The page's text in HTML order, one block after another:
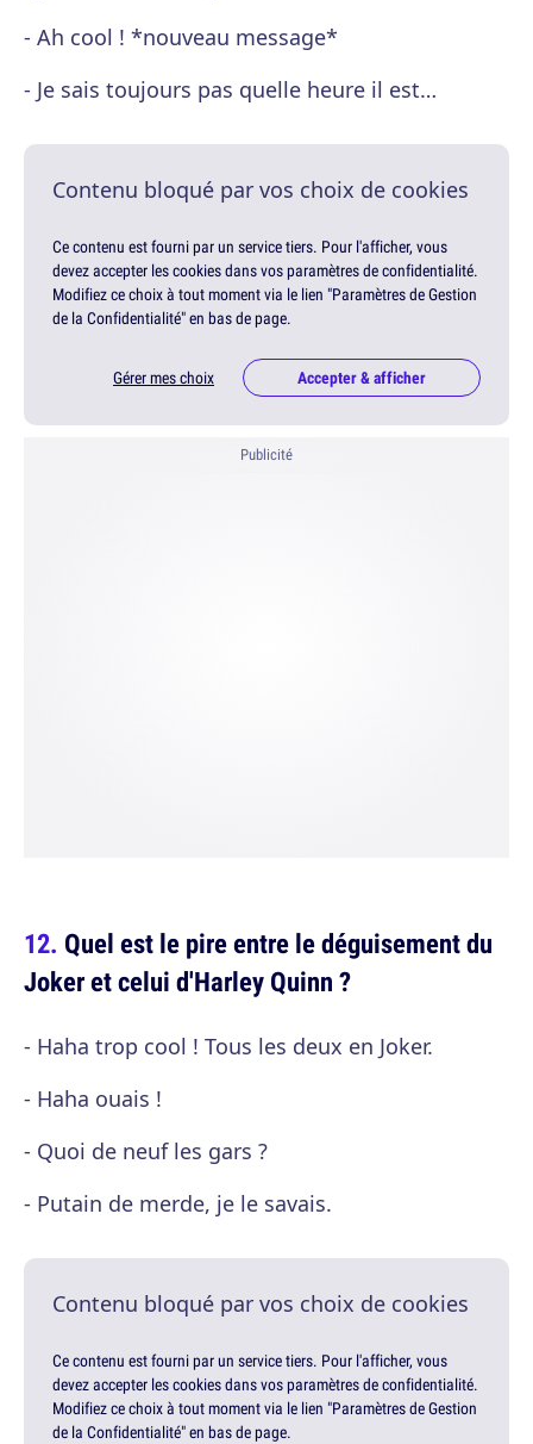
- Ah cool ! *nouveau message*
- Je sais toujours pas quelle heure il est…
Contenu bloqué par vos choix de cookies
Ce contenu est fourni par un service tiers. Pour l'afficher, vous
devez accepter les cookies dans vos paramètres de confidentialité.
Modifiez ce choix à tout moment via le lien "Paramètres de Gestion
de la Confidentialité" en bas de page.
Gérer mes choix Accepter & afficher
Publicité
Quel est le pire entre le déguisement du
Joker et celui d'Harley Quinn ?
- Haha trop cool ! Tous les deux en Joker.
- Haha ouais !
- Quoi de neuf les gars ?
- Putain de merde, je le savais.
Contenu bloqué par vos choix de cookies
Ce contenu est fourni par un service tiers. Pour l'afficher, vous
devez accepter les cookies dans vos paramètres de confidentialité.
Modifiez ce choix à tout moment via le lien "Paramètres de Gestion
de la Confidentialité" en bas de page.